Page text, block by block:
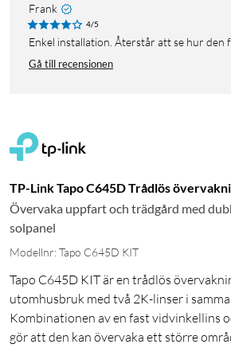
Frank
4/5
Enkel installation. Återstår att se hur den
Gå till recensionen
TP-Link Tapo C645D Trådlös
Övervaka uppfart och trädgård med
solpanel
Modellnr: Tapo C645D KIT
Tapo C645D KIT är en trådlös
utomhusbruk med två 2K-linser i
Kombinationen av en fast vidvinkellins
gör att den kan övervaka ett större